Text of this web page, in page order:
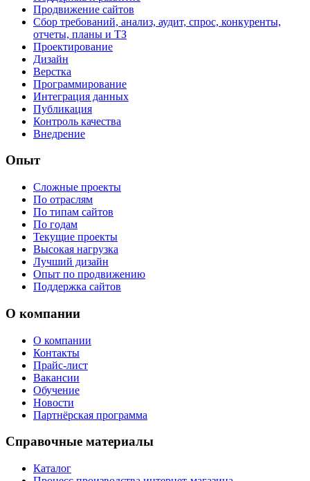
Продвижение сайтов
Сбор требований, анализ, аудит, спрос, конкуренты,
отчеты, планы и ТЗ
Проектирование
Дизайн
Верстка
Программирование
Интеграция данных
Публикация
Контроль качества
Внедрение
Опыт
Сложные проекты
По отраслям
По типам сайтов
По годам
Текущие проекты
Высокая нагрузка
Лучший дизайн
Опыт по продвижению
Поддержка сайтов
О компании
О компании
Контакты
Прайс-лист
Вакансии
Обучение
Новости
Партнёрская программа
Справочные материалы
Каталог